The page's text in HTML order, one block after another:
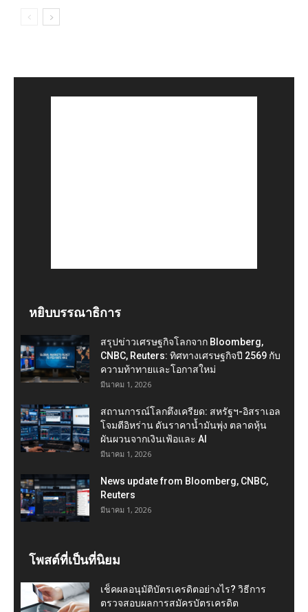
หยิบบรรณาธิการ
สรุปข่าวเศรษฐกิจโลกจาก Bloomberg,
CNBC, Reuters: ทิศทางเศรษฐกิจปี 2569 กับ
ความท้าทายและโอกาสใหม่
มีนาคม 1, 2026
สถานการณ์โลกตึงเครียด: สหรัฐฯ-อิสราเอล
โจมตีอิหร่าน ดันราคาน้ำมันพุ่ง ตลาดหุ้น
ผันผวนจากเงินเฟ้อและ AI
มีนาคม 1, 2026
News update from Bloomberg, CNBC,
Reuters
มีนาคม 1, 2026
โพสต์ที่เป็นที่นิยม
เช็คผลอนุมัติบัตรเครดิตอย่างไร? วิธีการ
ตรวจสอบผลการสมัครบัตรเครดิต